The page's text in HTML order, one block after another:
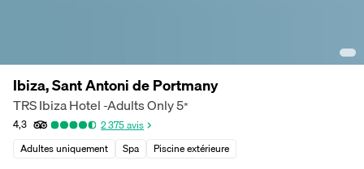
Ibiza, Sant Antoni de Portmany
TRS Ibiza Hotel -Adults Only5*
4,3 2 375avis
Adultes uniquement
Spa Piscine extérieure